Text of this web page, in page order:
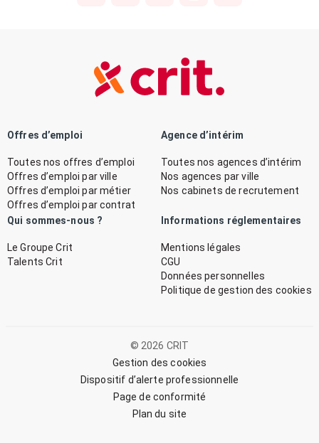
Offres d’emploi
Toutes nos offres d’emploi
Offres d’emploi par ville
Offres d’emploi par métier
Offres d’emploi par contrat
Agence d’intérim
Toutes nos agences d’intérim
Nos agences par ville
Nos cabinets de recrutement
Qui sommes-nous ?
Le Groupe Crit
Talents Crit
Informations réglementaires
Mentions légales
CGU
Données personnelles
Politique de gestion des cookies
© 2026 CRIT
Gestion des cookies
Dispositif d’alerte professionnelle
Page de conformité
Plan du site